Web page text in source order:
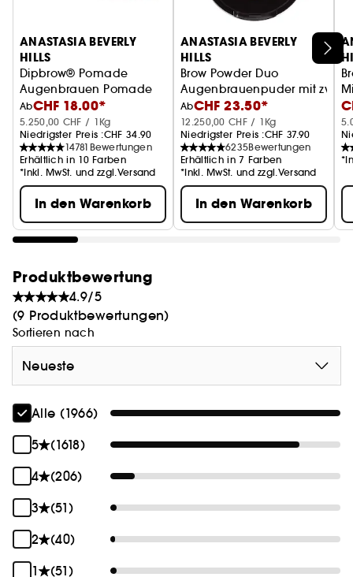
ANASTASIA BEVERLY
HILLS
Dipbrow® Pomade
Augenbrauen Pomade
AbCHF 18.00*
5.250,00 CHF / 1Kg
Niedrigster Preis :CHF 34.90
14781 Bewertungen
Erhältlich in 10 Farben
*Inkl. MwSt. und zzgl.Versand
In den Warenkorb
ANASTASIA BEVERLY
HILLS
Brow Powder Duo
Augenbrauenpuder mit zwei
AbCHF 23.50*
12.250,00 CHF / 1Kg
Niedrigster Preis :CHF 37.90
6235Bewertungen
Erhältlich in 7 Farben
*Inkl. MwSt. und zzgl.Versand
In den Warenkorb
Produktbewertung
4.9/5
(9 Produktbewertungen)
Sortieren nach
Neueste
Alle (1966)
5
(1618)
4
(206)
3
(51)
2
(40)
1
(51)